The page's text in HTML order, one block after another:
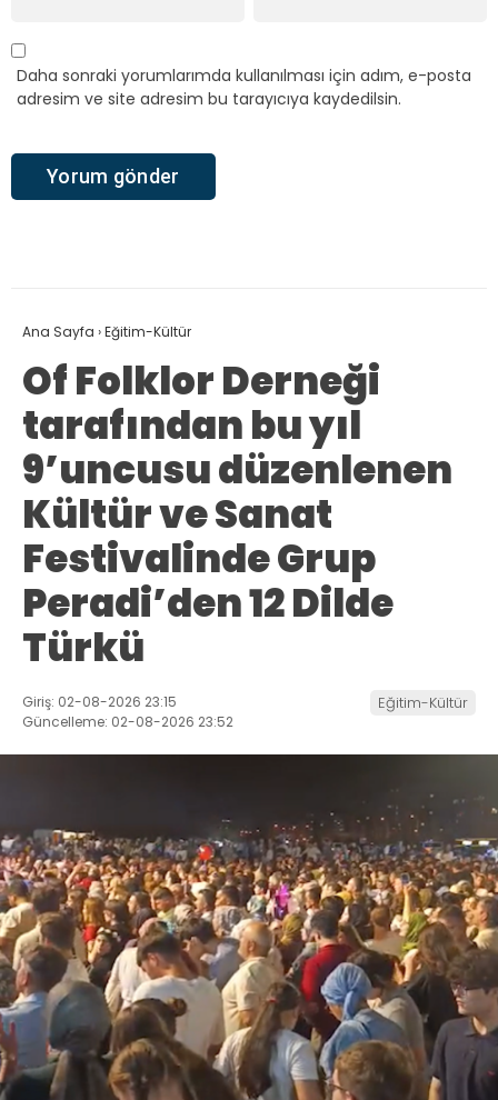
Daha sonraki yorumlarımda kullanılması için adım, e-posta
adresim ve site adresim bu tarayıcıya kaydedilsin.
Ana Sayfa ›Eğitim-Kültür
Of Folklor Derneği
tarafından bu yıl
9’uncusu düzenlenen
Kültür ve Sanat
Festivalinde Grup
Peradi’den 12 Dilde
Türkü
Giriş: 02-08-2026 23:15
Güncelleme: 02-08-2026 23:52
Eğitim-Kültür